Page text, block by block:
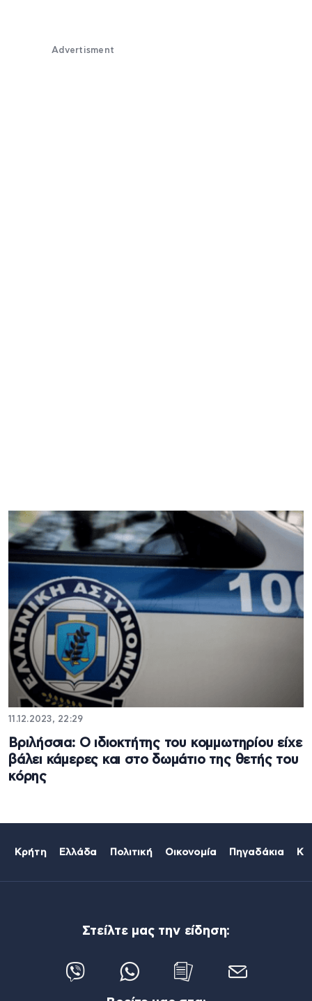
Advertisment
11.12.2023, 22:29
Βριλήσσια: Ο ιδιοκτήτης του κομμωτηρίου είχε
βάλει κάμερες και στο δωμάτιο της θετής του
κόρης
Κρήτη Ελλάδα Πολιτική Οικονομία Πηγαδάκια
Στείλτε μας την είδηση: